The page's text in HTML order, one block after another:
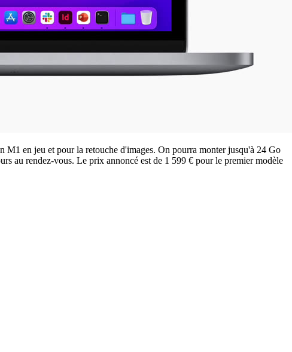
M1 en jeu et pour la retouche d'images. On pourra monter jusqu'à 24 Go
au rendez-vous. Le prix annoncé est de 1 599 € pour le premier modèle